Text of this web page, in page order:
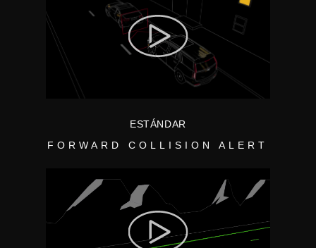
ESTÁNDAR
FORWARD COLLISION ALERT